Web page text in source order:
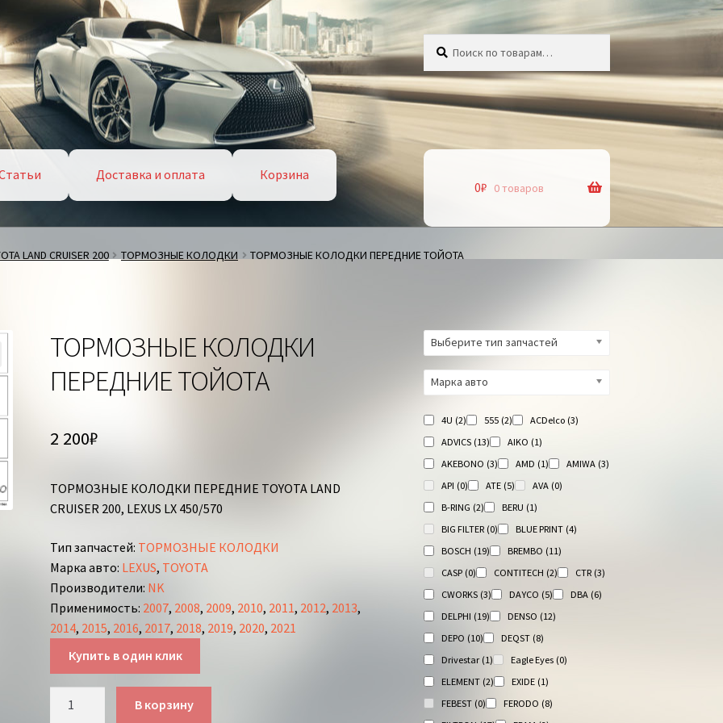
Доставка и оплата
Корзина
0₽ 0 товаров
LAND CRUISER 200 ТОРМОЗНЫЕ КОЛОДКИ ТОРМОЗНЫЕ КОЛОДКИ ПЕРЕДНИЕ ТОЙОТА
ТОРМОЗНЫЕ КОЛОДКИ
ПЕРЕДНИЕ ТОЙОТА
2 200₽
ТОРМОЗНЫЕ КОЛОДКИ ПЕРЕДНИЕ TOYOTA LAND
CRUISER 200, LEXUS LX 450/570
Тип запчастей: ТОРМОЗНЫЕ КОЛОДКИ
Марка авто: LEXUS, TOYOTA
Производители: NK
Применимость: 2007, 2008, 2009, 2010, 2011, 2012, 2013,
2014, 2015, 2016, 2017, 2018, 2019, 2020, 2021
Купить в один клик
В корзину
Выберите тип запчастей
Марка авто
4U (2) 555 (2) ACDelco (3)
ADVICS (13) AIKO (1)
AKEBONO (3) AMD (1) AMIWA (3)
API (0) ATE (5) AVA (0)
B-RING (2) BERU (1)
BIG FILTER (0) BLUE PRINT (4)
BOSCH (19) BREMBO (11)
CASP (0) CONTITECH (2) CTR (3)
CWORKS (3) DAYCO (5) DBA (6)
DELPHI (19) DENSO (12)
DEPO (10) DEQST (8)
Drivestar (1) Eagle Eyes (0)
ELEMENT (2) EXIDE (1)
FEBEST (0) FERODO (8)